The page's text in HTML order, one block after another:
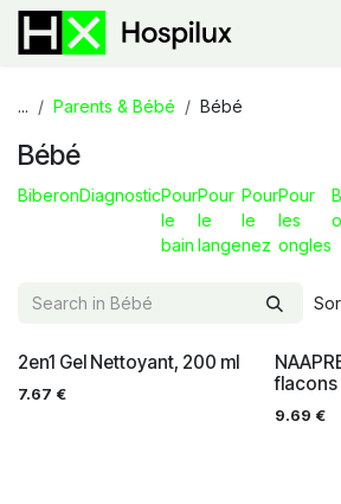
Skip to Content
... Parents & Bébé Bébé
Bébé
BiberonDiagnosticPour
le
bain
Pour
le
lange
Pour
le
nez
Pour
les
ongles
2en1 Gel Nettoyant, 200 ml
7.67 €
flacons
9.69 €